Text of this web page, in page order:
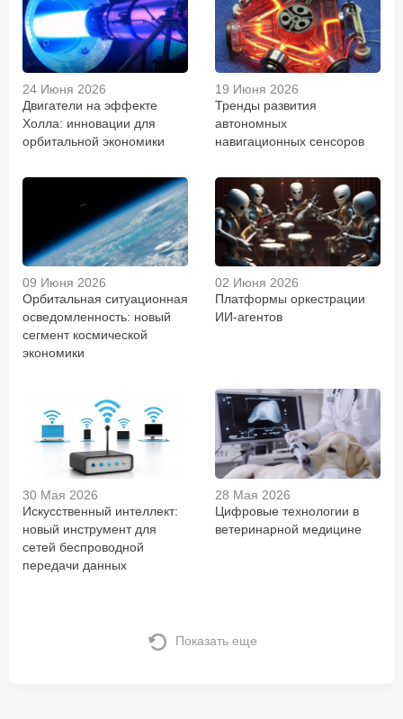
24 Июня 2026
Двигатели на эффекте
Холла: инновации для
орбитальной экономики
19 Июня 2026
Тренды развития
автономных
навигационных сенсоров
09 Июня 2026
Орбитальная ситуационная
осведомленность: новый
сегмент космической
экономики
02 Июня 2026
Платформы оркестрации
ИИ-агентов
30 Мая 2026
Искусственный интеллект:
новый инструмент для
сетей беспроводной
передачи данных
28 Мая 2026
Цифровые технологии в
ветеринарной медицине
Показать еще